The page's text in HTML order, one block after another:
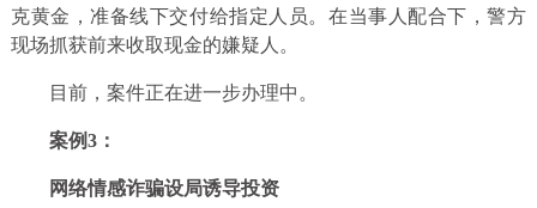
克黄金，准备线下交付给指定人员。在当事人配合下，警方
现场抓获前来收取现金的嫌疑人。
目前，案件正在进一步办理中。
案例3：
网络情感诈骗设局诱导投资